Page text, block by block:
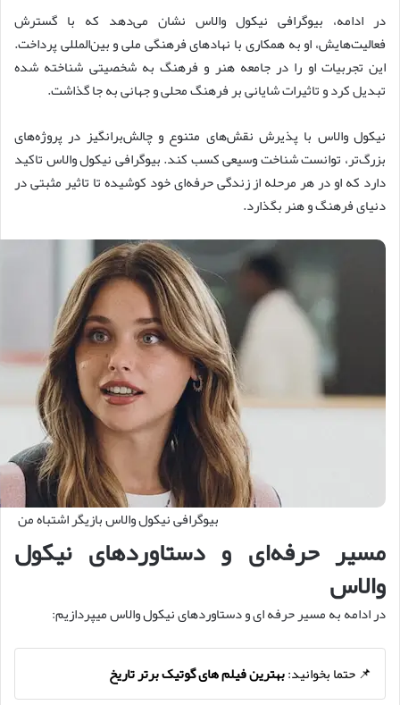
در ادامه، بیوگرافی نیکول والاس نشان می‌دهد که با گسترش
فعالیت‌هایش، او به همکاری با نهادهای فرهنگی ملی و بین‌المللی پرداخت.
این تجربیات او را در جامعه هنر و فرهنگ به شخصیتی شناخته شده
تبدیل کرد و تاثیرات شایانی بر فرهنگ محلی و جهانی به جا گذاشت.
نیکول والاس با پذیرش نقش‌های متنوع و چالش‌برانگیز در پروژه‌های
بزرگ‌تر، توانست شناخت وسیعی کسب کند. بیوگرافی نیکول والاس تاکید
دارد که او در هر مرحله از زندگی حرفه‌ای خود کوشیده تا تاثیر مثبتی در
دنیای فرهنگ و هنر بگذارد.
بیوگرافی نیکول والاس بازیگر اشتباه من
مسیر حرفه‌ای و دستاوردهای نیکول
والاس
در ادامه به مسیر حرفه ای و دستاوردهای نیکول والاس میپردازیم:
📌 حتما بخوانید:بهترین فیلم های گوتیک برتر تاریخ